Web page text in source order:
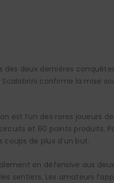
des deux dernières
confirme la mise
est l’un des rares joueurs
et 60 points produits.
de plus d’un but.
en défensive aux
sentiers. Les amateurs